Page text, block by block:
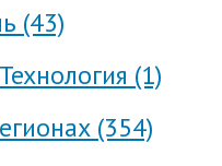
(43)
Технология (1)
(354)